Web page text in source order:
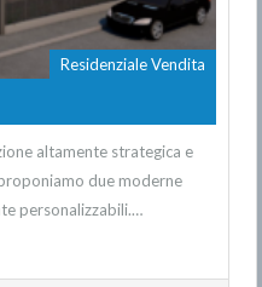
Residenziale Vendita
altamente strategica e
due moderne
personalizzabili.…